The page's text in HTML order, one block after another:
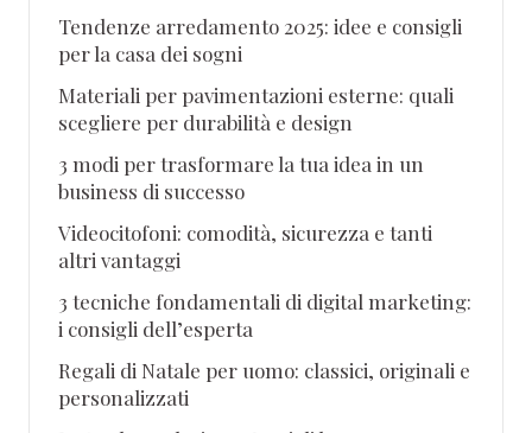
Tendenze arredamento 2025: idee e consigli
per la casa dei sogni
Materiali per pavimentazioni esterne: quali
scegliere per durabilità e design
3 modi per trasformare la tua idea in un
business di successo
Videocitofoni: comodità, sicurezza e tanti
altri vantaggi
3 tecniche fondamentali di digital marketing:
i consigli dell’esperta
Regali di Natale per uomo: classici, originali e
personalizzati